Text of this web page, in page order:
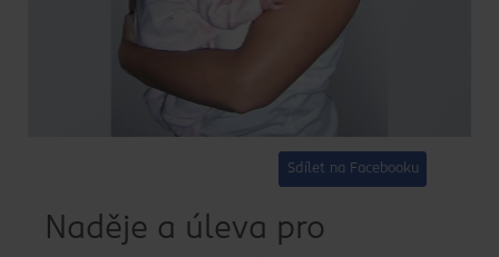
Naděje a úleva pro
Sdílet na Facebooku